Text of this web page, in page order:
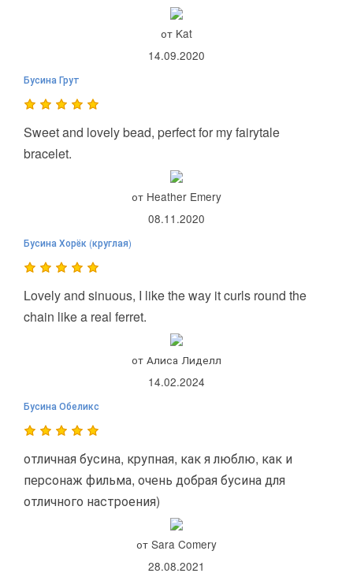
от Kat
14.09.2020
Бусина Грут
Sweet and lovely bead, perfect for my fairytale
bracelet.
от Heather Emery
08.11.2020
Бусина Хорёк (круглая)
Lovely and sinuous, I like the way it curls round the
chain like a real ferret.
от Алиса Лиделл
14.02.2024
Бусина Обеликс
отличная бусина, крупная, как я люблю, как и
персонаж фильма, очень добрая бусина для
отличного настроения)
от Sara Comery
28.08.2021